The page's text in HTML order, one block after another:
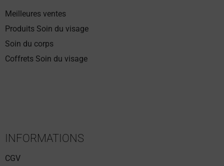
Meilleures ventes
Produits Soin du visage
Soin du corps
Coffrets Soin du visage
INFORMATIONS
CGV